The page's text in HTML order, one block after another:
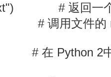
# 返回一
# 调用文件的
Python 2中，